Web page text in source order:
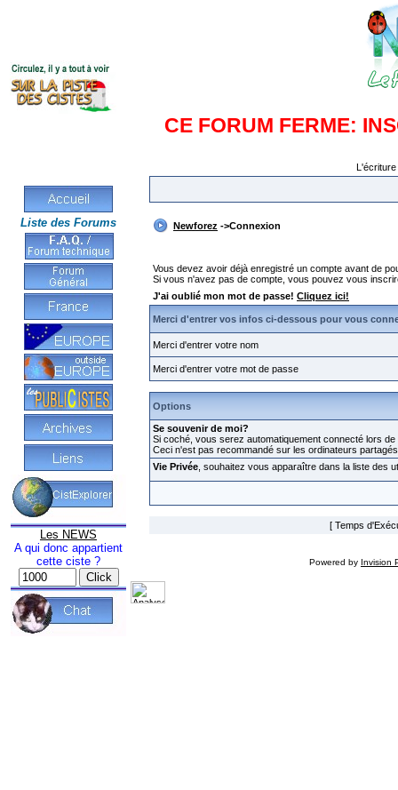
CE FORUM FERME:
Liste des Forums
Les NEWS
A qui donc appartient
cette ciste ?
Newforez ->Connexion
Vous devez avoir déjà enregistré un compte avant de
Si vous n'avez pas de compte, vous pouvez vous
J'ai oublié mon mot de passe! Cliquez ici!
Merci d'entrer vos infos ci-dessous pour vous
Merci d'entrer votre nom
Merci d'entrer votre mot de passe
Options
Se souvenir de moi?
Si coché, vous serez automatiquement connecté lors
Ceci n'est pas recommandé sur les ordinateurs
Vie Privée , souhaitez vous apparaître dans la liste des
[ Temps
Powered by Invision